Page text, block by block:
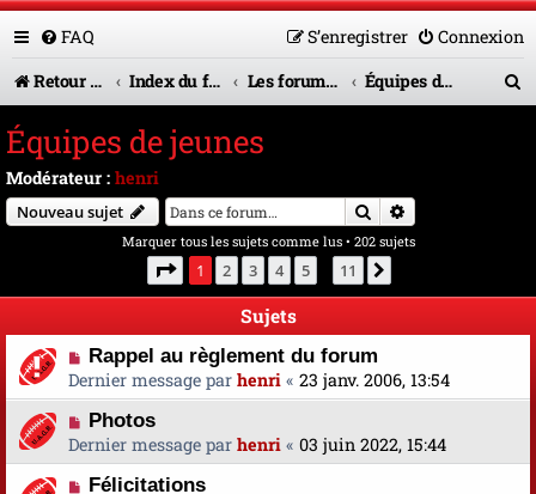
FAQ Connexion
S’enregistrer
Retour vers le site U.A.G.R.
Index du forum Les forums en service Équipes de jeunes
c
h
Équipes de jeunes
Modérateur : henri
Nouveau sujet Rechercher
Marquer tous les sujets comme lus• 202 sujets
Page 1sur11
1 2 3 4 5 11
Sujets
Rappel au règlement du forum
Dernier message par henri « 23 janv. 2006, 13:54
Photos
Dernier message par henri « 03 juin 2022, 15:44
Félicitations